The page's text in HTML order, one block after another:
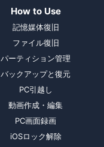
How to Use
記憶媒体復旧
ファイル復旧
パーティション管理
バックアップと復元
PC引越し
動画作成・編集
PC画面録画
iOSロック解除